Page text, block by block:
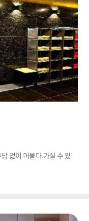
없이 머물다 가실 수 있